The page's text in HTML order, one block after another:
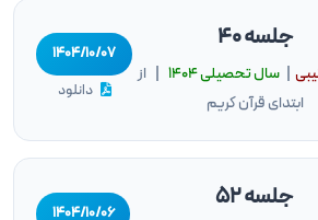
جلسه 40
سال تحصيلى ۱۴۰۴
| از
ابتدای قرآن کریم
۱۴۰۴/۱۰/۰۷
دانلود
جلسه 52
۱۴۰۴/۱۰/۰۶